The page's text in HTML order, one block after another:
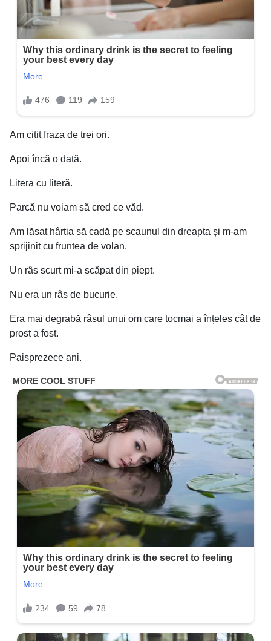
Am citit fraza de trei ori.
Apoi încă o dată.
Litera cu literă.
Parcă nu voiam să cred ce văd.
Am lăsat hârtia să cadă pe scaunul din dreapta și m-am
sprijinit cu fruntea de volan.
Un râs scurt mi-a scăpat din piept.
Nu era un râs de bucurie.
Era mai degrabă râsul unui om care tocmai a înțeles cât de
prost a fost.
Paisprezece ani.